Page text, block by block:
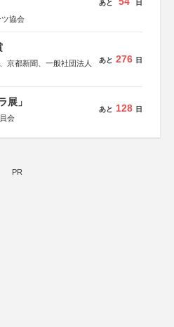
協会
あと 日
京都新聞、一般社団法人
冬舎、講談社、光文社、
、淡交社、ちいさいミシ
研究所、双葉社、文藝春
あと 276 日
展」
会
あと 128 日
PR